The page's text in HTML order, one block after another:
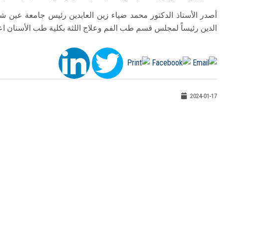
أصدر الأستاذ الدكتور محمد ضياء زين العابدين رئيس جامعة
الدين رئيساً لمجلس قسم طب الفم وعلاج اللثة بكلية طب الأسنان اعتباراً من 15/1/
2024-01-17